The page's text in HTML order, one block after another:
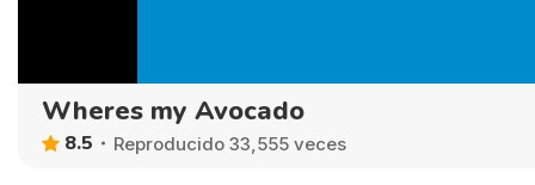
Wheres my Avocado
8.5 Reproducido 33,555 veces